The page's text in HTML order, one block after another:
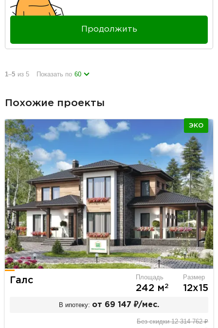
Продолжить
1–5 из 5 Показать по 60
Похожие проекты
ЭКО
Галс Площадь
242 м2
Размер
12х15
В ипотеку: от 69 147 ₽/мес.
Без скидки 12 314 762 ₽